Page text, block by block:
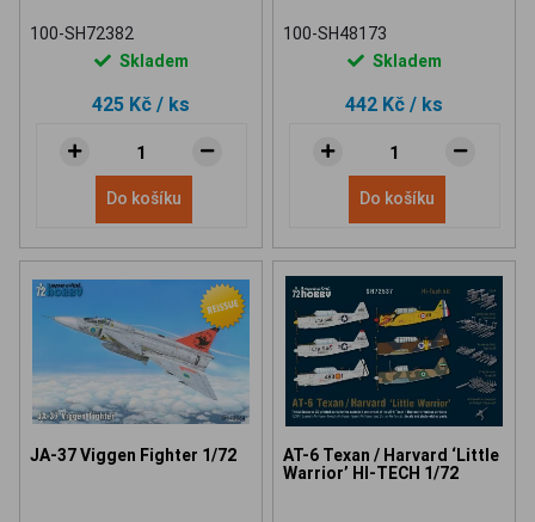
100-SH72382
Skladem
425 Kč / ks
Do košíku
100-SH48173
Skladem
442 Kč / ks
Do košíku
JA-37 Viggen Fighter 1/72
AT-6 Texan / Harvard ‘Little
Warrior’ HI-TECH 1/72